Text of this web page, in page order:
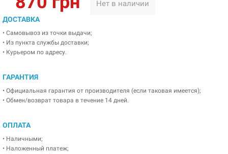
Нет в наличии
ДОСТАВКА
• Самовывоз из точки выдачи;
• Из пункта службы доставки;
• Курьером по адресу.
ГАРАНТИЯ
• Официальная гарантия от производителя (если таковая имеется);
• Обмен/возврат товара в течение 14 дней.
ОПЛАТА
• Наличными;
• Наложенный платеж;